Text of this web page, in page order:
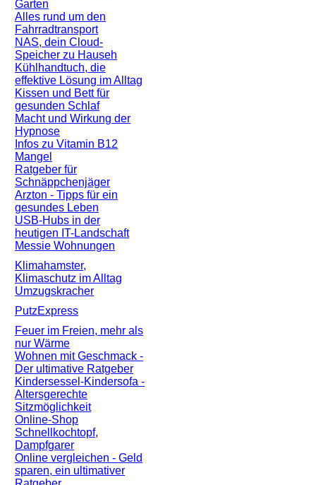
Garten
Alles rund um den
Fahrradtransport
NAS, dein Cloud-
Speicher zu Hauseh
Kühlhandtuch, die
effektive Lösung im Alltag
Kissen und Bett für
gesunden Schlaf
Macht und Wirkung der
Hypnose
Infos zu Vitamin B12
Mangel
Ratgeber für
Schnäppchenjäger
Arzton - Tipps für ein
gesundes Leben
USB-Hubs in der
heutigen IT-Landschaft
Messie Wohnungen
Klimahamster,
Klimaschutz im Alltag
Umzugskracher
PutzExpress
Feuer im Freien, mehr als
nur Wärme
Wohnen mit Geschmack -
Der ultimative Ratgeber
Kindersessel-Kindersofa -
Altersgerechte
Sitzmöglichkeit
Online-Shop
Schnellkochtopf,
Dampfgarer
Online vergleichen - Geld
sparen, ein ultimativer